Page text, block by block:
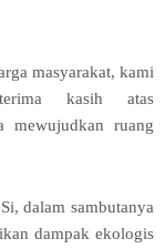
masyarakat, kami
kasih atas
mewujudkan ruang
dalam sambutanya
dampak ekologis